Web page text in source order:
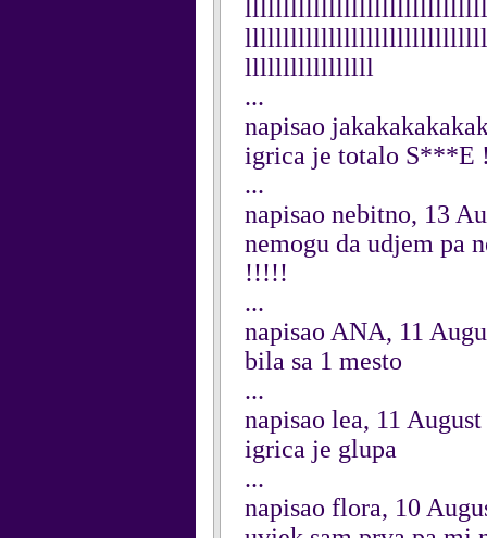
lllllllllllllllll
...
napisao
igrica je totalo
...
napisao nebitno, 13
nemogu da udjem
!!!!!
...
napisao ANA, 11
bila sa 1 mesto
...
napisao lea, 11
igrica je glupa
...
napisao flora, 10